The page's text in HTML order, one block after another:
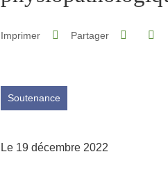
Imprimer Partager
Soutenance
Le 19 décembre 2022